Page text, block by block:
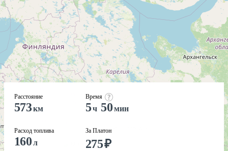
Расстояние
573км
Расход топлива
160л
Время
5 ч 50мин
За Платон
275₽